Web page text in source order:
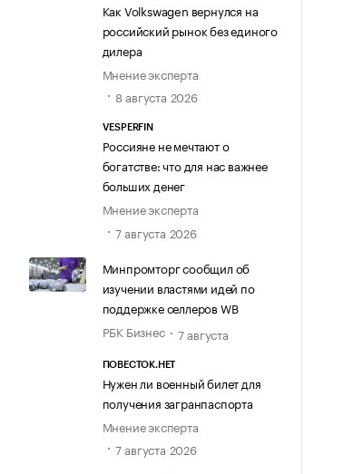
Как Volkswagen вернулся на
российский рынок без единого
дилера
Мнение эксперта
8 августа 2026
VESPERFIN
Россияне не мечтают о
богатстве: что для нас важнее
больших денег
Мнение эксперта
7 августа 2026
Минпромторг сообщил об
изучении властями идей по
поддержке селлеров WB
РБК Бизнес
7 августа
ПОВЕСТОК.НЕТ
Нужен ли военный билет для
получения загранпаспорта
Мнение эксперта
7 августа 2026